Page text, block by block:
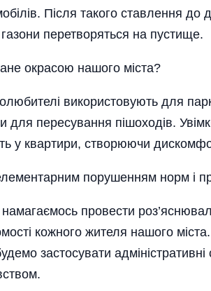
Після такого ставлення до
перетворяться на пустище.
окрасою нашого міста?
використовують для
для пересування пішоходів.
у квартири, створюючи
порушенням норм і
провести
кожного жителя нашого
застосувати